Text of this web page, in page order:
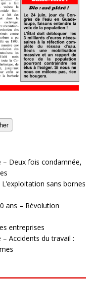
– Deux fois condamnée,
sans bornes
ans – Révolution
entreprises
Accidents du travail :